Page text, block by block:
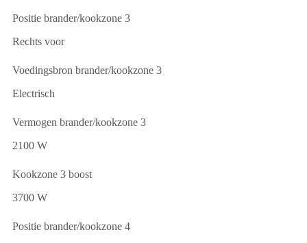
Positie brander/kookzone 3
Rechts voor
Voedingsbron brander/kookzone 3
Electrisch
Vermogen brander/kookzone 3
2100 W
Kookzone 3 boost
3700 W
Positie brander/kookzone 4